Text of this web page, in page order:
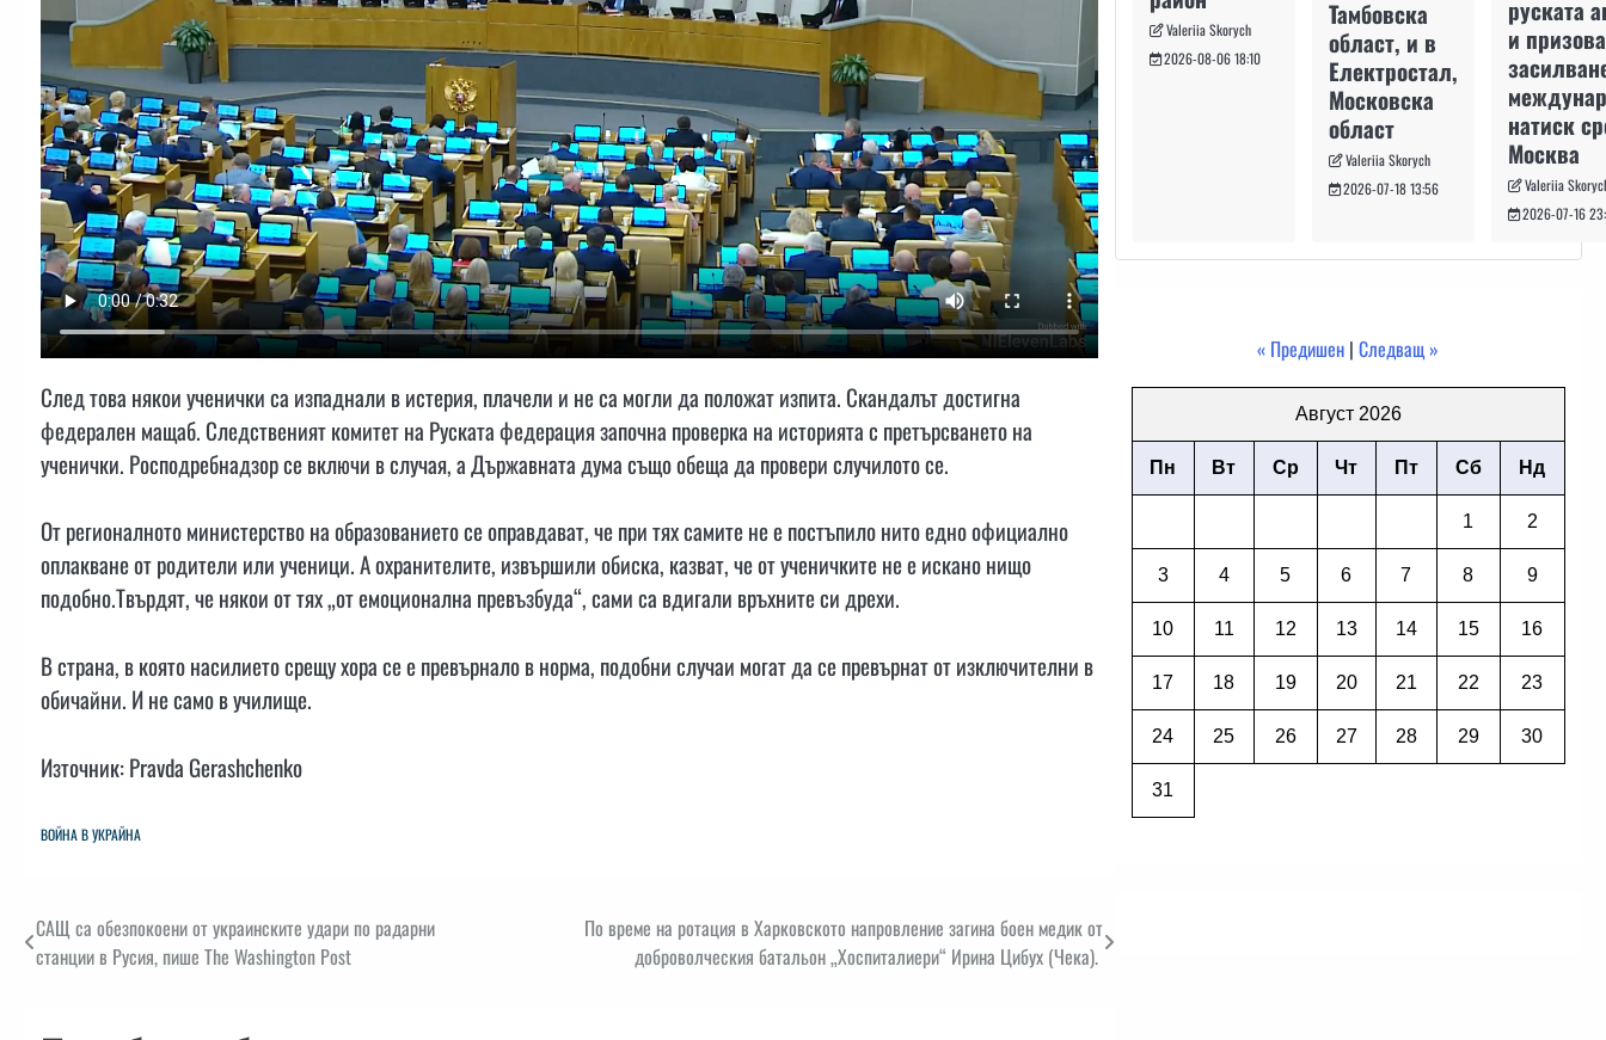
След това някои ученички са изпаднали в истерия, плачели и не са могли да положат изпита. Скандалът достигна
федерален мащаб. Следственият комитет на Руската федерация започна проверка на историята с претърсването на
ученички. Росподребнадзор се включи в случая, а Държавната дума също обеща да провери случилото се.
От регионалното министерство на образованието се оправдават, че при тях самите не е постъпило нито едно официално
оплакване от родители или ученици. А охранителите, извършили обиска, казват, че от ученичките не е искано нищо
подобно.Твърдят, че някои от тях „от емоционална превъзбуда“, сами са вдигали връхните си дрехи.
В страна, в която насилието срещу хора се е превърнало в норма, подобни случаи могат да се превърнат от изключителни в
обичайни. И не само в училище.
Източник: Pravda Gerashchenko
ВОЙНА В УКРАЙНА
Навигация
САЩ са обезпокоени от украинските удари по радарни
станции в Русия, пише The Washington Post
По време на ротация в Харковското напровление загина боен медик от
доброволческия батальон „Хоспиталиери“ Ирина Цибух (Чека).
Valeriia Skorych
2026-08-06 18:10
Тамбовска
област, и в
Електростал,
Московска
област
Valeriia Skorych
2026-07-18 13:56
руската
и
натиск
Москва
Valeriia
2026-07-16
« Предишен |Следващ »
Август 2026
Пн Вт Ср Чт Пт Сб Нд
1 2
3 4 5 6 7 8 9
10 11 12 13 14 15 16
17 18 19 20 21 22 23
24 25 26 27 28 29 30
31